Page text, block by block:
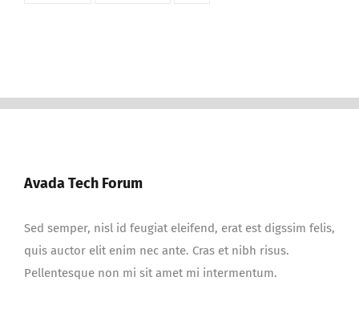
Avada Tech Forum
Sed semper, nisl id feugiat eleifend, erat est digssim felis,
quis auctor elit enim nec ante. Cras et nibh risus.
Pellentesque non mi sit amet mi intermentum.